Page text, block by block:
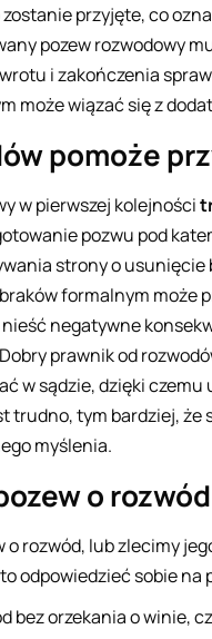
przyjęte, co
pozew rozwodowy
i zakończenia
może wiązać się z
pomoże
w pierwszej kolejności
pozwu pod
strony o
formalnym może
negatywne
prawnik od
w sądzie, dzięki
trudno, tym bardziej,
myślenia.
o rozwód
o rozwód, lub zlecimy
odpowiedzieć sobie na
bez orzekania o winie,